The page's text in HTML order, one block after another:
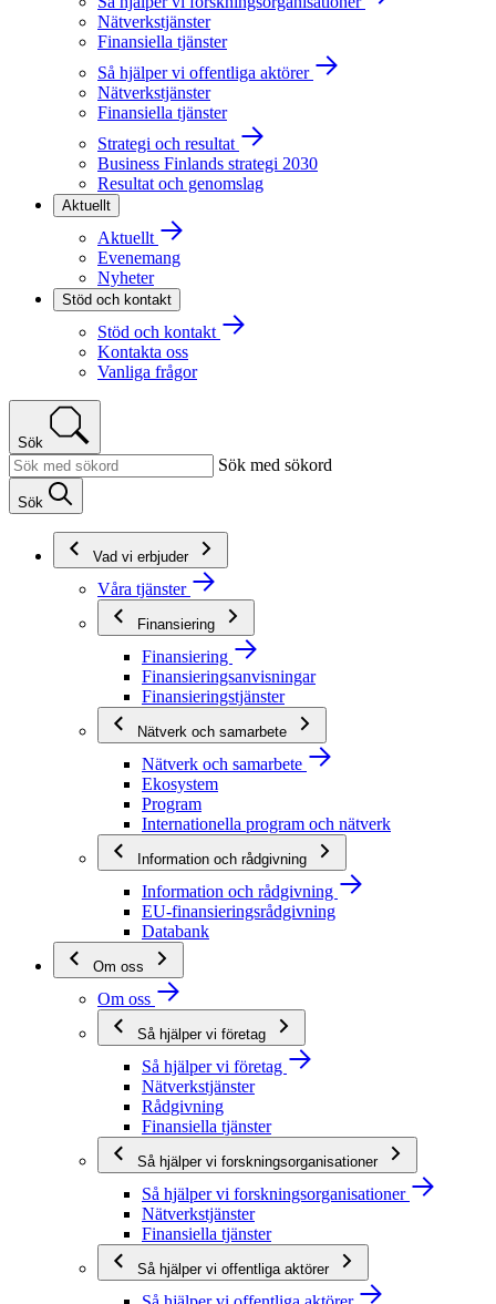
Nätverkstjänster
Finansiella tjänster
Så hjälper vi offentliga aktörer
Nätverkstjänster
Finansiella tjänster
Strategi och resultat
Business Finlands strategi 2030
Resultat och genomslag
Aktuellt
Aktuellt
Evenemang
Nyheter
Stöd och kontakt
Stöd och kontakt
Kontakta oss
Vanliga frågor
Sök
Sök med sökord
Sök
Vad vi erbjuder
Våra tjänster
Finansiering
Finansiering
Finansieringsanvisningar
Finansieringstjänster
Nätverk och samarbete
Nätverk och samarbete
Ekosystem
Program
Internationella program och nätverk
Information och rådgivning
Information och rådgivning
EU-finansieringsrådgivning
Databank
Om oss
Om oss
Så hjälper vi företag
Så hjälper vi företag
Nätverkstjänster
Rådgivning
Finansiella tjänster
Så hjälper vi forskningsorganisationer
Så hjälper vi forskningsorganisationer
Nätverkstjänster
Finansiella tjänster
Så hjälper vi offentliga aktörer